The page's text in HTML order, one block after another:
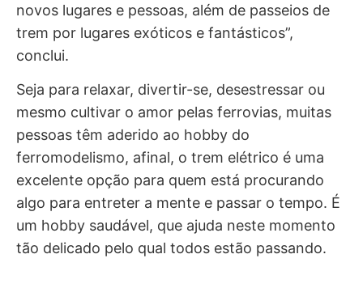
novos lugares e pessoas, além de passeios de
trem por lugares exóticos e fantásticos”,
conclui.
Seja para relaxar, divertir-se, desestressar ou
mesmo cultivar o amor pelas ferrovias, muitas
pessoas têm aderido ao hobby do
ferromodelismo, afinal, o trem elétrico é uma
excelente opção para quem está procurando
algo para entreter a mente e passar o tempo. É
um hobby saudável, que ajuda neste momento
tão delicado pelo qual todos estão passando.